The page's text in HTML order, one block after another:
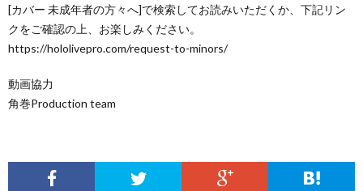
[カバー 未成年者の方々へ]で検索してお読みいただくか、下記リン
クをご確認の上、お楽しみください。
https://hololivepro.com/request-to-minors/
動画協力
角巻Production team